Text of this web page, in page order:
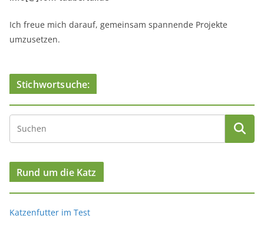
Ich freue mich darauf, gemeinsam spannende Projekte
umzusetzen.
Stichwortsuche:
Rund um die Katz
Katzenfutter im Test